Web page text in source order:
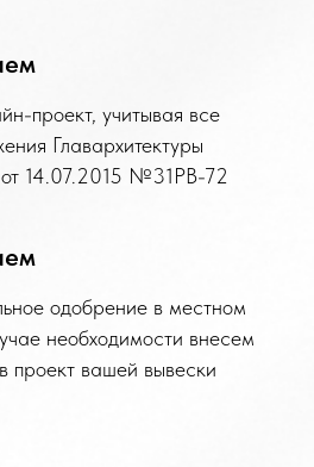
проект, учитывая все
Главархитектуры
14.07.2015 №31РВ-72
одобрение в местном
необходимости внесем
проект вашей вывески